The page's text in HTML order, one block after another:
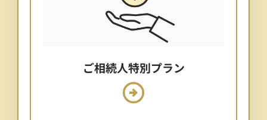
ご相続人特別プラン